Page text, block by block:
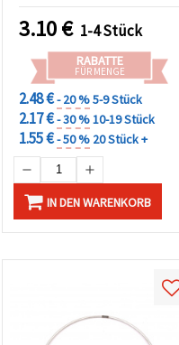
3.10€ 1-4 Stück
RABATTE
FÜR MENGE
2.48 €- 20 %5-9 Stück
2.17 €- 30 %10-19 Stück
1.55 €- 50 % 20 Stück +
IN DEN WARENKORB